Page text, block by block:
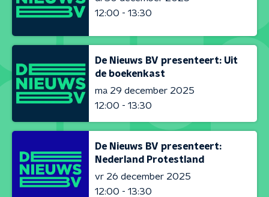
12:00 - 13:30
De Nieuws BV presenteert: Uit
de boekenkast
ma 29 december 2025
12:00 - 13:30
De Nieuws BV presenteert:
Nederland Protestland
vr 26 december 2025
12:00 - 13:30